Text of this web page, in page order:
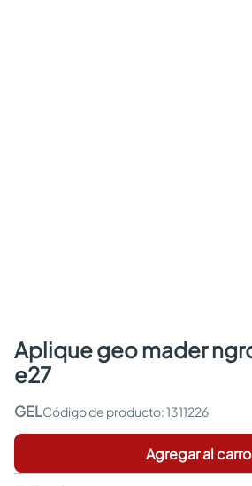
aplique geo mader ngro 20x26 1 luz
e27
GEL :1311226
Agregar al carro